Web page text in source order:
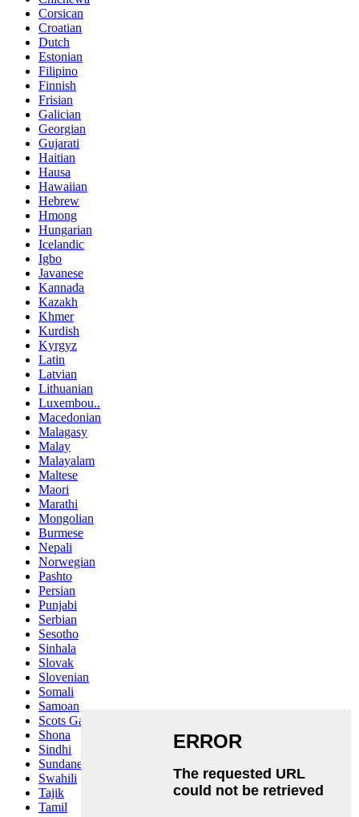
Corsican
Croatian
Dutch
Estonian
Filipino
Finnish
Frisian
Galician
Georgian
Gujarati
Haitian
Hausa
Hawaiian
Hebrew
Hmong
Hungarian
Icelandic
Igbo
Javanese
Kannada
Kazakh
Khmer
Kurdish
Kyrgyz
Latin
Latvian
Lithuanian
Luxembou..
Macedonian
Malagasy
Malay
Malayalam
Maltese
Maori
Marathi
Mongolian
Burmese
Nepali
Norwegian
Pashto
Persian
Punjabi
Serbian
Sesotho
Sinhala
Slovak
Slovenian
Somali
Samoan
Scots Gaelic
Shona
Sindhi
Sundanese
Swahili
Tajik
Tamil